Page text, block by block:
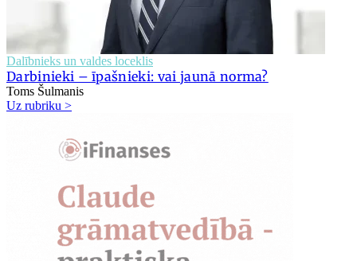
Dalībnieks un valdes loceklis
Darbinieki – īpašnieki: vai jaunā norma?
Toms Šulmanis
Uz rubriku >